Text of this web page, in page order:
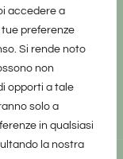
accedere a
preferenze
Si rende noto
non
opporti a tale
solo a
in qualsiasi
la nostra